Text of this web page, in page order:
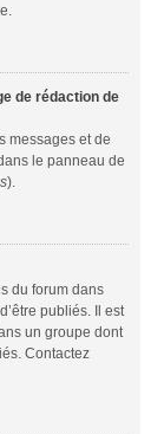
de rédaction de
messages et de
le panneau de
).
du forum dans
publiés. Il est
un groupe dont
Contactez